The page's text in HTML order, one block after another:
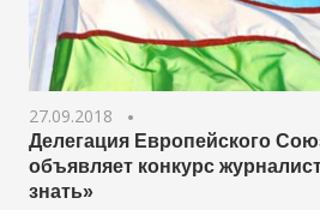
27.09.2018
Делегация Европейского
объявляет конкурс
знать»